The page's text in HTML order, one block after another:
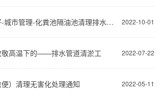
2022-10-01
城市让生活更美好-城市管理-化粪池隔油池清理排水管道清疏
2022-07-22
高温下的——排水管道清淤工
2022-05-11
）清理无害化处理通知